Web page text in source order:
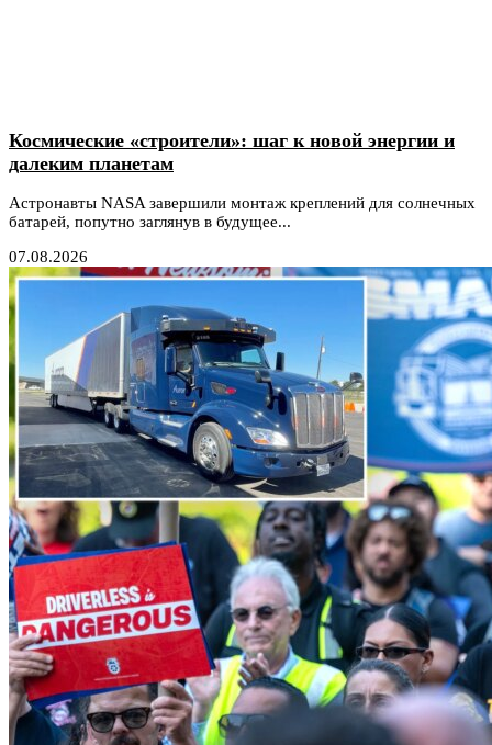
Космические «строители»: шаг к новой энергии и
далеким планетам
Астронавты NASA завершили монтаж креплений для солнечных
батарей, попутно заглянув в будущее...
07.08.2026